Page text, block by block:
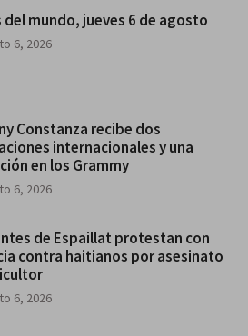
del mundo, jueves 6 de agosto
6, 2026
Constanza recibe dos
internacionales y una
en los Grammy
6, 2026
de Espaillat protestan con
contra haitianos por asesinato
6, 2026